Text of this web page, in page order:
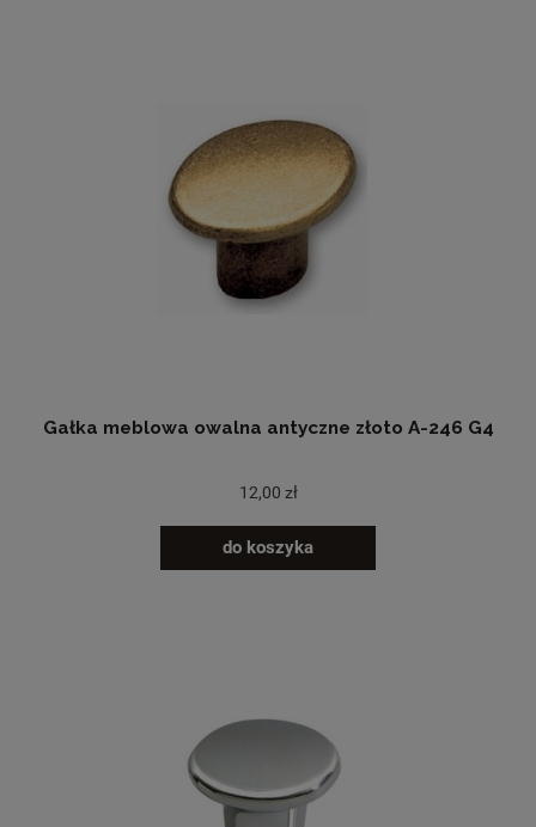
Gałka meblowa owalna antyczne złoto A-246 G4
12,00 zł
do koszyka